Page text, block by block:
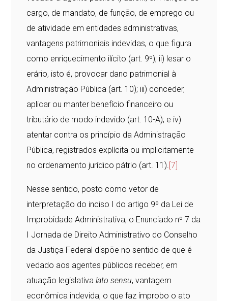
cargo, de mandato, de função, de emprego ou
de atividade em entidades administrativas,
vantagens patrimoniais indevidas, o que figura
como enriquecimento ilícito (art. 9º); ii) lesar o
erário, isto é, provocar dano patrimonial à
Administração Pública (art. 10); iii) conceder,
aplicar ou manter benefício financeiro ou
tributário de modo indevido (art. 10-A); e iv)
atentar contra os princípio da Administração
Pública, registrados explícita ou implicitamente
no ordenamento jurídico pátrio (art. 11). [7]
Nesse sentido, posto como vetor de
interpretação do inciso I do artigo 9º da Lei de
Improbidade Administrativa, o Enunciado nº 7 da
I Jornada de Direito Administrativo do Conselho
da Justiça Federal dispõe no sentido de que é
vedado aos agentes públicos receber, em
atuação legislativalato sensu, vantagem
econômica indevida, o que faz ímprobo o ato